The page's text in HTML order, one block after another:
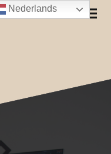
Nederlands